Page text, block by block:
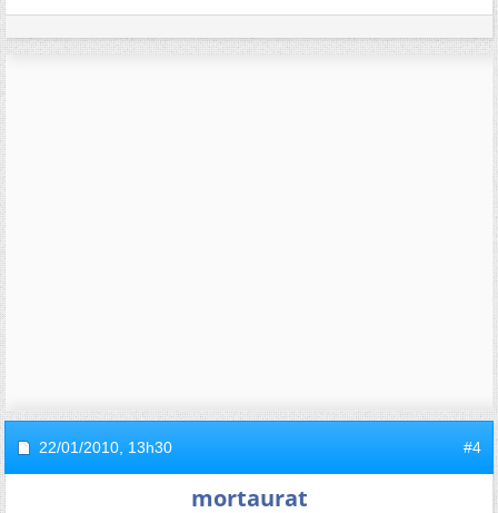
22/01/2010, 13h30 #4
mortaurat